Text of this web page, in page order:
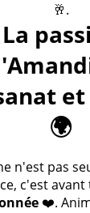
🥂.
La
et
🌍
n'est pas
c'est
❤️.